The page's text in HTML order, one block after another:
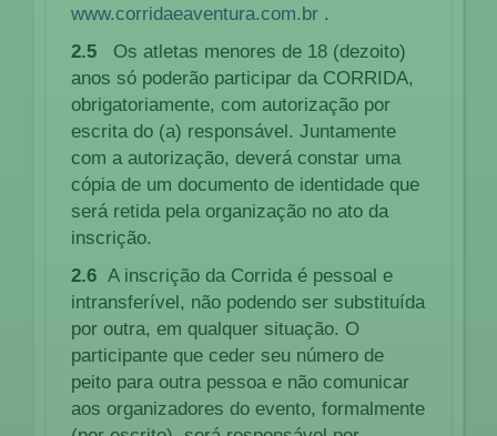
www.corridaeaventura.com.br .
2.5 Os atletas menores de 18 (dezoito)
anos só poderão participar da CORRIDA,
obrigatoriamente, com autorização por
escrita do (a) responsável. Juntamente
com a autorização, deverá constar uma
cópia de um documento de identidade que
será retida pela organização no ato da
inscrição.
2.6 A inscrição da Corrida é pessoal e
intransferível, não podendo ser substituída
por outra, em qualquer situação. O
participante que ceder seu número de
peito para outra pessoa e não comunicar
aos organizadores do evento, formalmente